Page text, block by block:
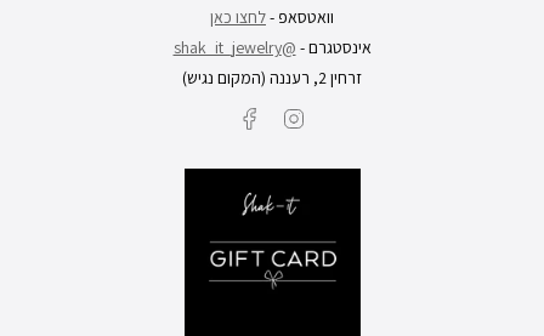
וואטסאפ -לחצו כאן
אינסטגרם - @shak_it_jewelry
זרחין 2, רעננה (המקום נגיש)
Instagram